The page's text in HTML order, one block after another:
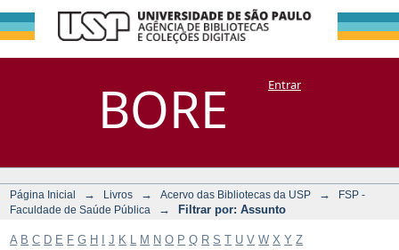
BORE
Filtrar por:
Assunto
DSpace/Manakin + CoriscoEntrar
Página Inicial → Livros → Acervo das Bibliotecas da USP →
FSP -
Faculdade de Saúde Pública
→ Filtrar por: Assunto
A B C D E F G H J K M N O P Q R S T U V W X Y Z